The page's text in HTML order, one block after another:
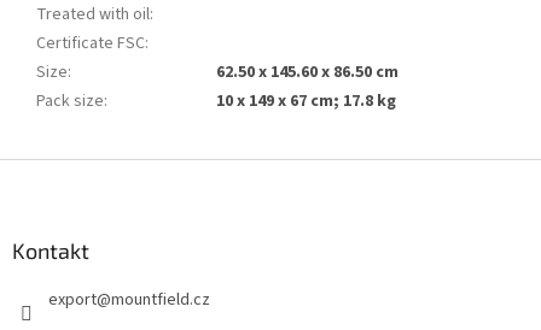
Treated with oil:
Certificate FSC:
Size:
62.50 x 145.60 x 86.50 cm
Pack size: 10 x 149 x 67 cm; 17.8 kg
Kontakt
export@mountfield.cz